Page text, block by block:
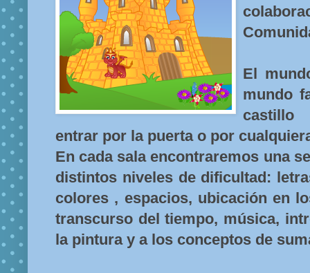
El
mundo
castillo
entrar por la puerta o por
En cada sala encontraremos una
distintos niveles de dificultad:
colores , espacios, ubicación en
transcurso del tiempo, música,
la pintura y a los conceptos de